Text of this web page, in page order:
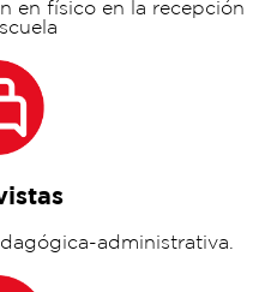
en físico en la recepción
administrativa.